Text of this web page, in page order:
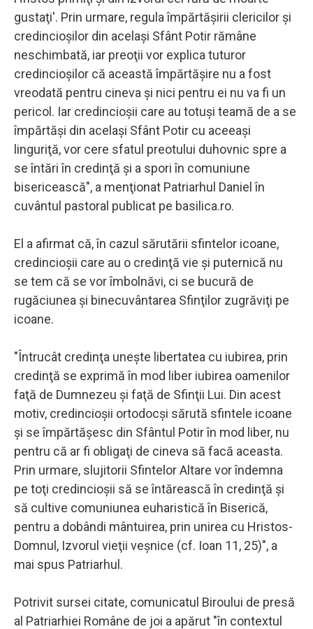
gustaţi'. Prin urmare, regula împărtăşirii clericilor şi
credincioşilor din acelaşi Sfânt Potir rămâne
neschimbată, iar preoţii vor explica tuturor
credincioşilor că această împărtăşire nu a fost
vreodată pentru cineva şi nici pentru ei nu va fi un
pericol. Iar credincioşii care au totuşi teamă de a se
împărtăşi din acelaşi Sfânt Potir cu aceeaşi
linguriţă, vor cere sfatul preotului duhovnic spre a
se întări în credinţă şi a spori în comuniune
bisericească", a menţionat Patriarhul Daniel în
cuvântul pastoral publicat pe basilica.ro.
El a afirmat că, în cazul sărutării sfintelor icoane,
credincioşii care au o credinţă vie şi puternică nu
se tem că se vor îmbolnăvi, ci se bucură de
rugăciunea şi binecuvântarea Sfinţilor zugrăviţi pe
icoane.
"Întrucât credinţa uneşte libertatea cu iubirea, prin
credinţă se exprimă în mod liber iubirea oamenilor
faţă de Dumnezeu şi faţă de Sfinţii Lui. Din acest
motiv, credincioşii ortodocşi sărută sfintele icoane
şi se împărtăşesc din Sfântul Potir în mod liber, nu
pentru că ar fi obligaţi de cineva să facă aceasta.
Prin urmare, slujitorii Sfintelor Altare vor îndemna
pe toţi credincioşii să se întărească în credinţă şi
să cultive comuniunea euharistică în Biserică,
pentru a dobândi mântuirea, prin unirea cu Hristos-
Domnul, Izvorul vieţii veşnice (cf. Ioan 11, 25)", a
mai spus Patriarhul.
Potrivit sursei citate, comunicatul Biroului de presă
al Patriarhiei Române de joi a apărut "în contextul